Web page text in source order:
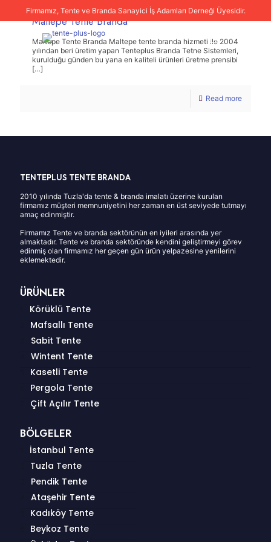
Firmamız, Tente ve Branda Sanayici İş Adamları Derneği Üyesidir.
Maltepe Tente Branda
Maltepe Tente Branda Maltepe tente branda hizmeti ile 2004
yılından beri üretim yapan Tenteplus Branda Tetne Sistemleri,
kurulduğu günden bu yana en kaliteli ürünleri üretme prensibi
[…]
Read more
TENTEPLUS TENTE BRANDA
2010 yılında Tuzla'da tente & branda imalatı üzerine kurulan
firmamız müşteri memnuniyetini her zaman en üst seviyede tutmayı
amaç edinmiştir.
Firmamız Tente ve branda sektörünün en iyileri arasında yer
almaktadır. Tente ve branda sektöründe kendini geliştirmeyi görev
edinmiş olan firmamız her geçen gün ürün yelpazesine yenilerini
eklemektedir.
ÜRÜNLER
Körüklü Tente
Mafsallı Tente
Sabit Tente
Wintent Tente
Kasetli Tente
Pergola Tente
Çift Açılır Tente
BÖLGELER
İstanbul Tente
Tuzla Tente
Pendik Tente
Ataşehir Tente
Kadıköy Tente
Beykoz Tente